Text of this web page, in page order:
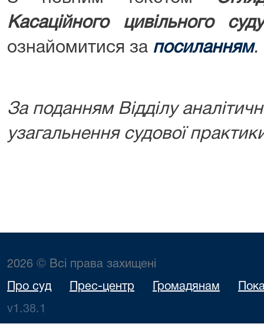
Касаційного цивільного
ознайомитися за посиланням.
За поданням Відділу
узагальнення судової
2026 © Всі права захищені
Про суд Прес-центр Громадянам
v1.38.1